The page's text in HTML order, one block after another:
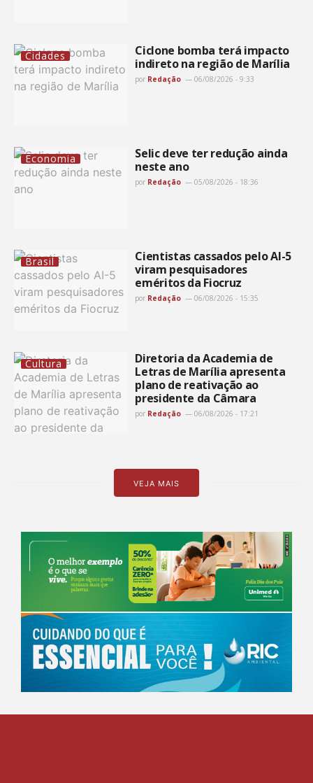
Cidades
Ciclone bomba terá impacto
indireto na região de Marília
por Redação 06/08/2026 - 9:33
Economia
Selic deve ter redução ainda
neste ano
por Redação 05/08/2026 - 18:36
Brasil
Cientistas cassados pelo AI-5
viram pesquisadores
eméritos da Fiocruz
por Redação 06/08/2026 - 15:35
Cultura
Diretoria da Academia de
Letras de Marília apresenta
plano de reativação ao
presidente da Câmara
por Redação 06/08/2026 - 17:21
VEJA MAIS